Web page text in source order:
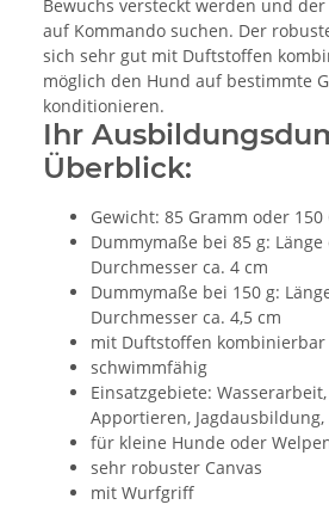
Bewuchs versteckt werden und
auf Kommando suchen. Der
sich sehr gut mit Duftstoffen
möglich den Hund auf bestimmte
konditionieren.
Ihr
Überblick:
Gewicht: 85 Gramm oder 150
Dummymaße bei 85 g: Länge
Durchmesser ca. 4 cm
Dummymaße bei 150 g:
Durchmesser ca. 4,5 cm
mit Duftstoffen kombinierbar
schwimmfähig
Einsatzgebiete:
Apportieren,
für kleine Hunde oder
sehr robuster Canvas
mit Wurfgriff